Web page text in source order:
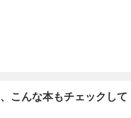
こんな本もチェックして